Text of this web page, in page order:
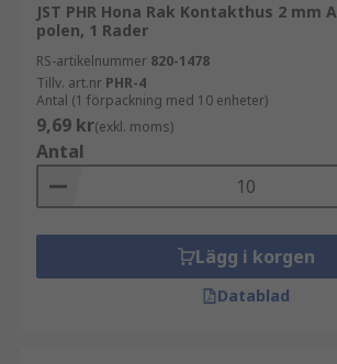
JST PHR Hona Rak Kontakthus 2 mm
polen, 1 Rader
RS-artikelnummer 820-1478
Tillv. art.nr PHR-4
Antal (1 förpackning med 10 enheter)
9,69 kr(exkl. moms)
Antal
Lägg i korgen
Datablad